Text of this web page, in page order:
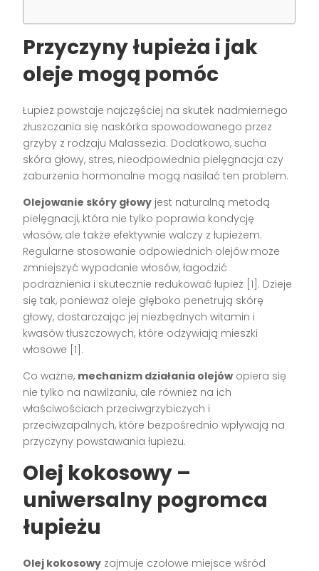
Przyczyny łupieża i jak
oleje mogą pomóc
Łupież powstaje najczęściej na skutek nadmiernego
złuszczania się naskórka spowodowanego przez
grzyby z rodzaju Malassezia. Dodatkowo, sucha
skóra głowy, stres, nieodpowiednia pielęgnacja czy
zaburzenia hormonalne mogą nasilać ten problem.
Olejowanie skóry głowy jest naturalną metodą
pielęgnacji, która nie tylko poprawia kondycję
włosów, ale także efektywnie walczy z łupieżem.
Regularne stosowanie odpowiednich olejów może
zmniejszyć wypadanie włosów, łagodzić
podrażnienia i skutecznie redukować łupież [1]. Dzieje
się tak, ponieważ oleje głęboko penetrują skórę
głowy, dostarczając jej niezbędnych witamin i
kwasów tłuszczowych, które odżywiają mieszki
włosowe [1].
Co ważne, mechanizm działania olejów opiera się
nie tylko na nawilżaniu, ale również na ich
właściwościach przeciwgrzybiczych i
przeciwzapalnych, które bezpośrednio wpływają na
przyczyny powstawania łupieżu.
Olej kokosowy –
uniwersalny pogromca
łupieżu
Olej kokosowy zajmuje czołowe miejsce wśród